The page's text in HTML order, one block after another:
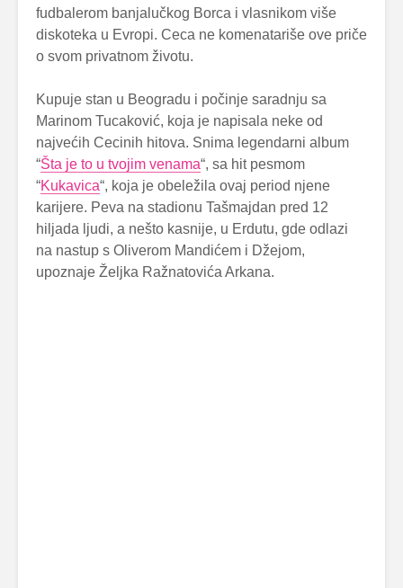
fudbalerom banjalučkog Borca i vlasnikom više
diskoteka u Evropi. Ceca ne komenatariše ove priče
o svom privatnom životu.
Kupuje stan u Beogradu i počinje saradnju sa
Marinom Tucaković, koja je napisala neke od
najvećih Cecinih hitova. Snima legendarni album
“Šta je to u tvojim venama“, sa hit pesmom
“Kukavica“, koja je obeležila ovaj period njene
karijere. Peva na stadionu Tašmajdan pred 12
hiljada ljudi, a nešto kasnije, u Erdutu, gde odlazi
na nastup s Oliverom Mandićem i Džejom,
upoznaje Željka Ražnatovića Arkana.